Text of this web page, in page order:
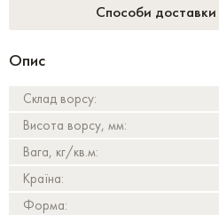
Способи
Опис
Склад ворсу:
Висота ворсу, мм:
Вага, кг/кв.м:
Країна:
Форма: